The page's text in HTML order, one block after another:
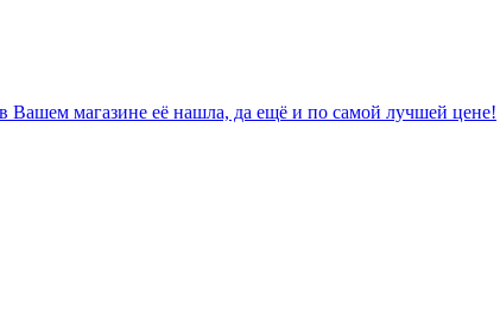
Вашем магазине её нашла, да ещё и по самой лучшей цене!